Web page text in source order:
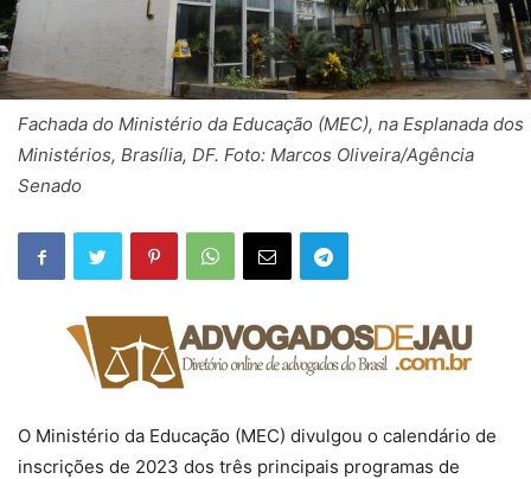
Fachada do Ministério da Educação (MEC), na Esplanada dos
Ministérios, Brasília, DF. Foto: Marcos Oliveira/Agência
Senado
O Ministério da Educação (MEC) divulgou o calendário de
inscrições de 2023 dos três principais programas de